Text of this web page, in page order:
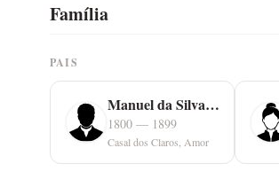
Família
PAIS
Manuel da Silva Ferreiro
1800 — 1899
Casal dos Claros, Amor